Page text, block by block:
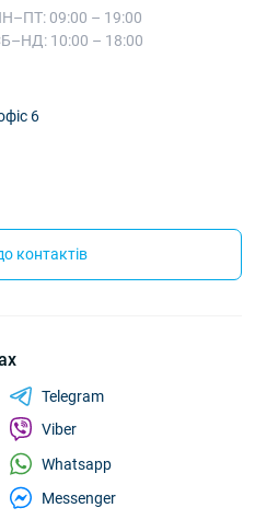
09:00 – 19:00
10:00 – 18:00
6
контактів
Telegram
Viber
Whatsapp
Messenger